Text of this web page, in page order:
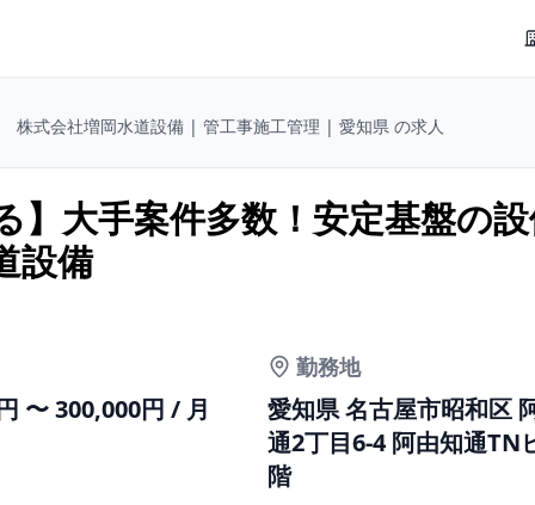
株式会社増岡水道設備 | 管工事施工管理 | 愛知県 の求人
】大手案件多数！安定基盤の
設備
〜 300,000円 / 月
勤務地
愛知県 名古屋市昭和区
通2丁目6-4 阿由知通TN
階